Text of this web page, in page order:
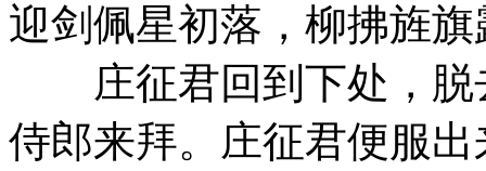
迎剑佩星初落，柳拂旌
庄征君回到下处，脱
侍郎来拜。庄征君便服